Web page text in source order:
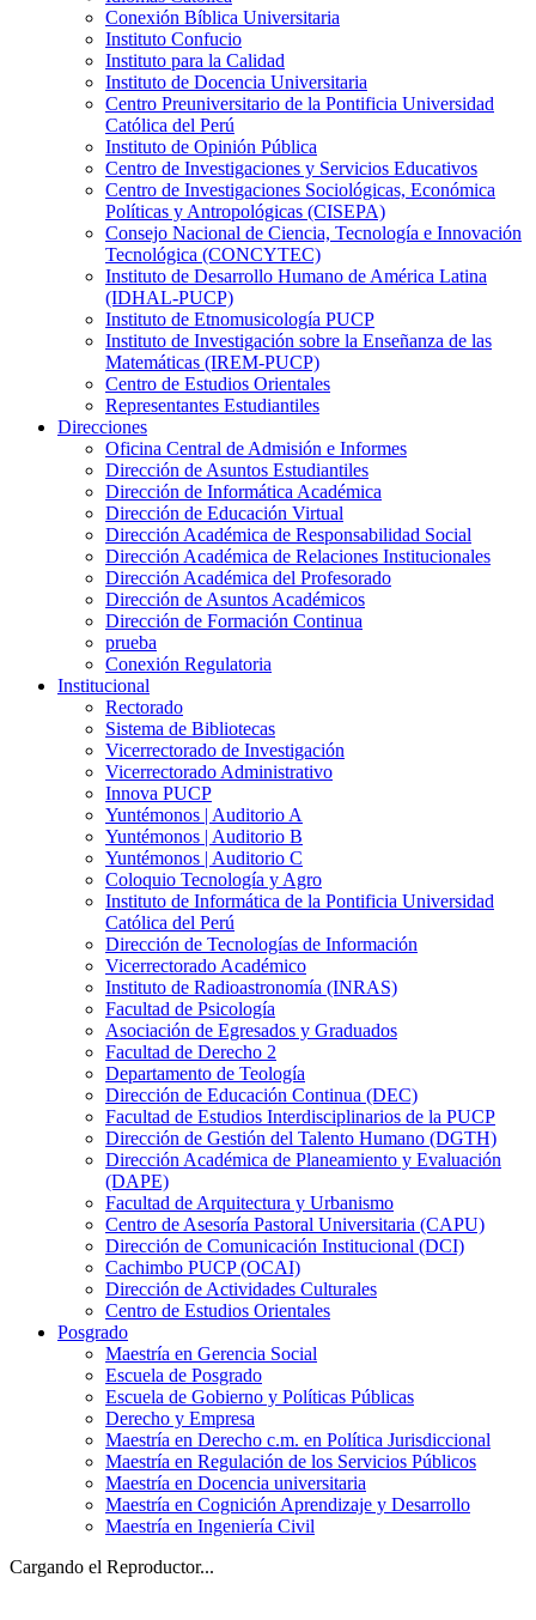
Conexión Bíblica Universitaria
Instituto Confucio
Instituto para la Calidad
Instituto de Docencia Universitaria
Centro Preuniversitario de la Pontificia Universidad
Católica del Perú
Instituto de Opinión Pública
Centro de Investigaciones y Servicios Educativos
Centro de Investigaciones Sociológicas, Económica
Políticas y Antropológicas (CISEPA)
Consejo Nacional de Ciencia, Tecnología e Innovación
Tecnológica (CONCYTEC)
Instituto de Desarrollo Humano de América Latina
(IDHAL-PUCP)
Instituto de Etnomusicología PUCP
Instituto de Investigación sobre la Enseñanza de las
Matemáticas (IREM-PUCP)
Centro de Estudios Orientales
Representantes Estudiantiles
Direcciones
Oficina Central de Admisión e Informes
Dirección de Asuntos Estudiantiles
Dirección de Informática Académica
Dirección de Educación Virtual
Dirección Académica de Responsabilidad Social
Dirección Académica de Relaciones Institucionales
Dirección Académica del Profesorado
Dirección de Asuntos Académicos
Dirección de Formación Continua
prueba
Conexión Regulatoria
Institucional
Rectorado
Sistema de Bibliotecas
Vicerrectorado de Investigación
Vicerrectorado Administrativo
Innova PUCP
Yuntémonos | Auditorio A
Yuntémonos | Auditorio B
Yuntémonos | Auditorio C
Coloquio Tecnología y Agro
Instituto de Informática de la Pontificia Universidad
Católica del Perú
Dirección de Tecnologías de Información
Vicerrectorado Académico
Instituto de Radioastronomía (INRAS)
Facultad de Psicología
Asociación de Egresados y Graduados
Facultad de Derecho 2
Departamento de Teología
Dirección de Educación Continua (DEC)
Facultad de Estudios Interdisciplinarios de la PUCP
Dirección de Gestión del Talento Humano (DGTH)
Dirección Académica de Planeamiento y Evaluación
(DAPE)
Facultad de Arquitectura y Urbanismo
Centro de Asesoría Pastoral Universitaria (CAPU)
Dirección de Comunicación Institucional (DCI)
Cachimbo PUCP (OCAI)
Dirección de Actividades Culturales
Centro de Estudios Orientales
Posgrado
Maestría en Gerencia Social
Escuela de Posgrado
Escuela de Gobierno y Políticas Públicas
Derecho y Empresa
Maestría en Derecho c.m. en Política Jurisdiccional
Maestría en Regulación de los Servicios Públicos
Maestría en Docencia universitaria
Maestría en Cognición Aprendizaje y Desarrollo
Maestría en Ingeniería Civil
Cargando el Reproductor...